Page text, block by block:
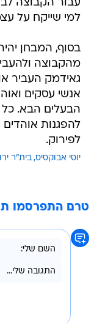
עבור הקבוצה
למי שייקח על
בסוף, המבחן
מהקבוצה
גאידמק העביר
אנשי עסקים
הבעלים הבא.
להפגנות אוהדים
לפירוק.
יוסי אבוקסיס בית"ר
טרם התפרסמו